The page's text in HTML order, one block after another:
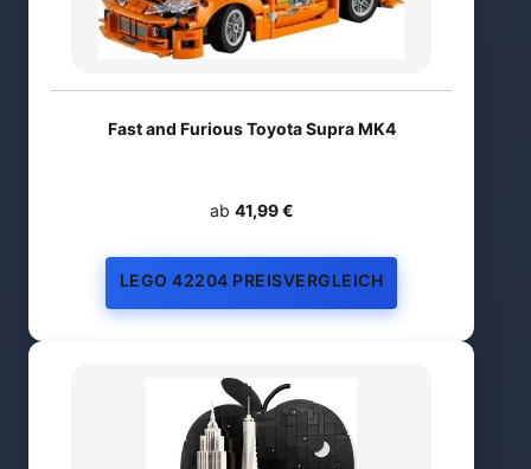
Fast and Furious Toyota Supra MK4
ab 41,99 €
LEGO 42204 PREISVERGLEICH